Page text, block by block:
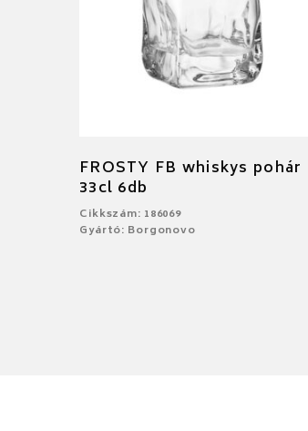
FROSTY FB whiskys pohár
33cl 6db
Cikkszám: 186069
Gyártó: Borgonovo